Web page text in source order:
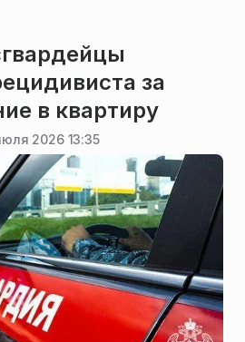
за
в квартиру
2026 13:35